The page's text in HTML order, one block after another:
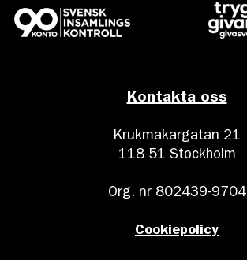
Kontakta oss
Krukmakargatan 21
118 51 Stockholm
Org. nr 802439-9704
Cookiepolicy